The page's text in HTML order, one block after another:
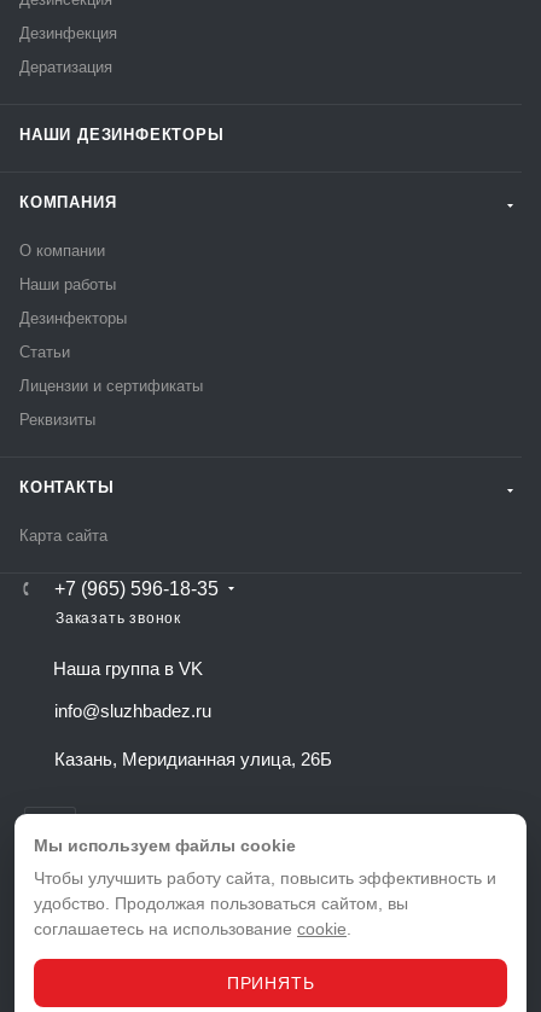
Дезинфекция
Дератизация
НАШИ ДЕЗИНФЕКТОРЫ
КОМПАНИЯ
О компании
Наши работы
Дезинфекторы
Статьи
Лицензии и сертификаты
Реквизиты
КОНТАКТЫ
Карта сайта
+7 (965) 596-18-35
Заказать звонок
Наша группа в VK
info@sluzhbadez.ru
Казань, Меридианная улица, 26Б
ВЕРСИЯ ДЛЯ ПЕЧАТИ
ПОЛЬЗОВАТЕЛЬСКОЕ СОГЛАШЕНИЕ
© 2026 Служба дезинфекции в Казани
Мы используем файлы cookie
Чтобы улучшить работу сайта, повысить эффективность и
удобство. Продолжая пользоваться сайтом, вы
соглашаетесь на использование cookie
ПРИНЯТЬ